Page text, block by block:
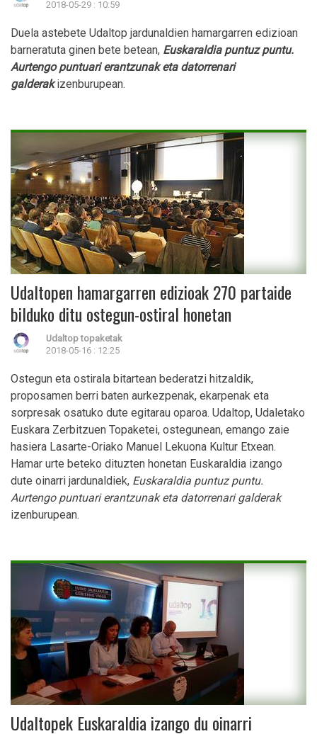
2018-05-29 : 10:59
Duela astebete Udaltop jardunaldien hamargarren edizioan
barneratuta ginen bete betean, Euskaraldia puntuz puntu.
Aurtengo puntuari erantzunak eta datorrenari
galderak izenburupean.
Udaltopen hamargarren edizioak 270 partaide
bilduko ditu ostegun-ostiral honetan
Udaltop topaketak
2018-05-16 : 12:25
Ostegun eta ostirala bitartean bederatzi hitzaldik,
proposamen berri baten aurkezpenak, ekarpenak eta
sorpresak osatuko dute egitarau oparoa. Udaltop, Udaletako
Euskara Zerbitzuen Topaketei, ostegunean, emango zaie
hasiera Lasarte-Oriako Manuel Lekuona Kultur Etxean.
Hamar urte beteko dituzten honetan Euskaraldia izango
dute oinarri jardunaldiek, Euskaraldia puntuz puntu.
Aurtengo puntuari erantzunak eta datorrenari galderak
izenburupean.
Udaltopek Euskaraldia izango du oinarri